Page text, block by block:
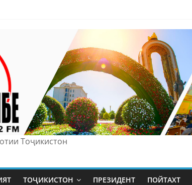
Тоҷикистон
ТОҶИКИСТОН ПРЕЗИДЕНТ ПОЙТАХТ